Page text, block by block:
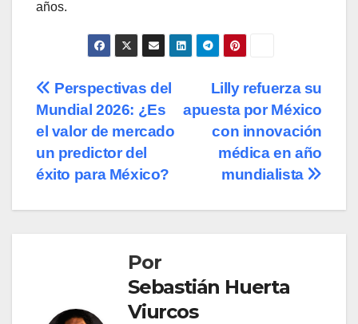
años.
Navegación
de
entradas
Lilly refuerza su
apuesta por México
con innovación
médica en año
mundialista
Perspectivas del
Mundial 2026: ¿Es
el valor de mercado
un predictor del
éxito para México?
Por
Sebastián Huerta
Viurcos